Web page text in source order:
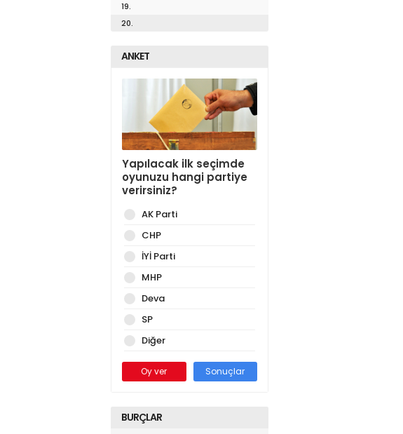
19.
20.
ANKET
Yapılacak ilk seçimde
oyunuzu hangi partiye
verirsiniz?
AK Parti
CHP
İYİ Parti
MHP
Deva
SP
Diğer
Oy ver Sonuçlar
BURÇLAR